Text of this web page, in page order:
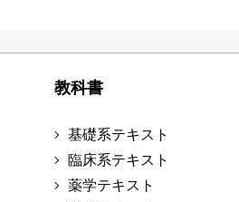
教科書
基礎系テキスト
臨床系テキスト
薬学テキスト